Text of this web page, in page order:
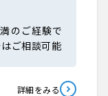
のご経験で
ご相談可能
詳細をみる